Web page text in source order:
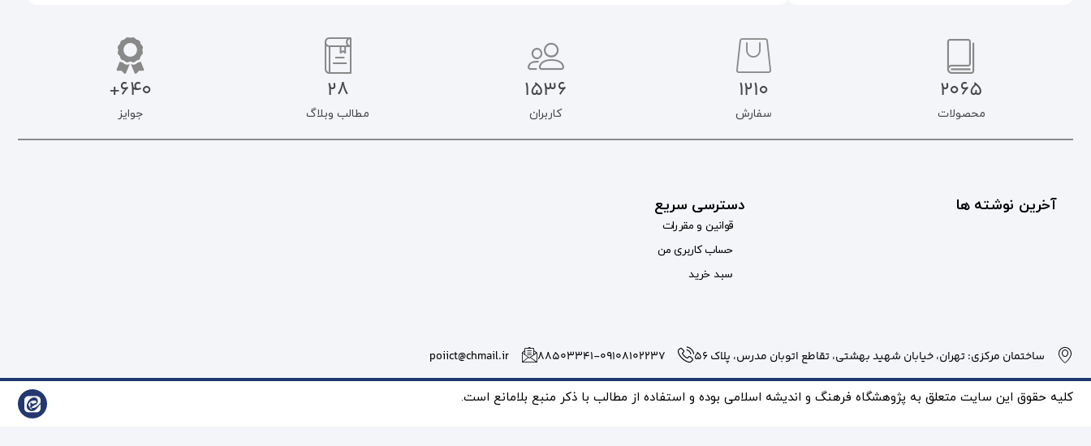
2065
محصولات
1210
سفارش
1536
کاربران
28
مطالب وبلاگ
640+
جوایز
آخرین نوشته ها دسترسی سریع
قوانین و مقررات
حساب کاربری من
سبد خرید
ساختمان مرکزی: تهران، خیابان شهید بهشتی، تقاطع اتوبان مدرس، پلاک 56 ۸۸۵۰۳۳۴۱-09108102237 poiict@chmail.ir
کلیه حقوق این سایت متعلق به پژوهشگاه فرهنگ و انديشه اسلامی بوده و استفاده از مطالب با ذکر منبع بلامانع است.